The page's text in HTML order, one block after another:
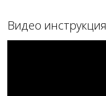
Видео инструкция